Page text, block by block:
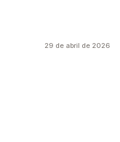
29 de abril de 2026